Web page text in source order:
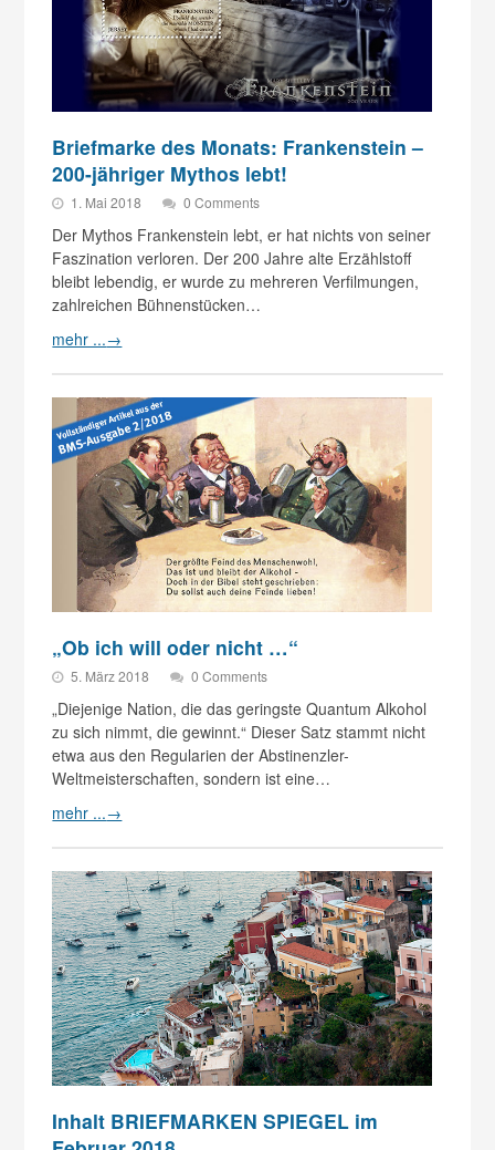
Briefmarke des Monats: Frankenstein –
200-jähriger Mythos lebt!
1. Mai 2018 0 Comments
Der Mythos Frankenstein lebt, er hat nichts von seiner
Faszination verloren. Der 200 Jahre alte Erzählstoff
bleibt lebendig, er wurde zu mehreren Verfilmungen,
zahlreichen Bühnenstücken…
mehr ...→
„Ob ich will oder nicht …“
5. März 2018 0 Comments
„Diejenige Nation, die das geringste Quantum Alkohol
zu sich nimmt, die gewinnt.“ Dieser Satz stammt nicht
etwa aus den Regularien der Abstinenzler-
Weltmeisterschaften, sondern ist eine…
mehr ...→
Inhalt BRIEFMARKEN SPIEGEL im